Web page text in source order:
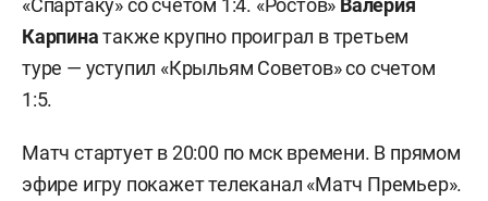
«Спартаку» со счетом 1:4. «Ростов» Валерия
Карпинатакже крупно проиграл в третьем
туре — уступил «Крыльям Советов» со счетом
1:5.
Матч стартует в 20:00 по мск времени. В прямом
эфире игру покажет телеканал «Матч Премьер».